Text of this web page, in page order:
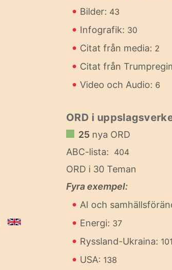
• Bilder: 43
• Infografik: 30
• Citat från media: 2
• Citat från
• Video och Audio: 6
ORD i
25 nya ORD
ABC-lista: 404
ORD i 30 Teman
Fyra exempel:
• AI och
• Energi: 37
• Ryssland-Ukraina:
• USA: 138